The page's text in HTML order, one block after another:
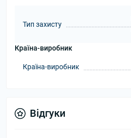
Тип захисту
Країна-виробник
Країна-виробник
Відгуки